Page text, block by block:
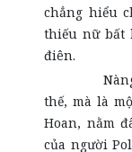
chẳng hiểu
thiếu nữ bất
điên.
Nàng tự
thế, mà là
Hoan, nằm
của người